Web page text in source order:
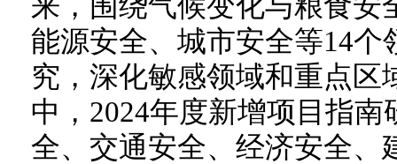
能源安全、城市安全等14个
究，深化敏感领域和重点区
中，2024年度新增项目指
全、交通安全、经济安全、